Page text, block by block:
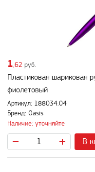
1,62 руб.
Пластиковая шариковая
фиолетовый
Артикул: 188034.04
Бренд: Oasis
Наличие: уточняйте
В